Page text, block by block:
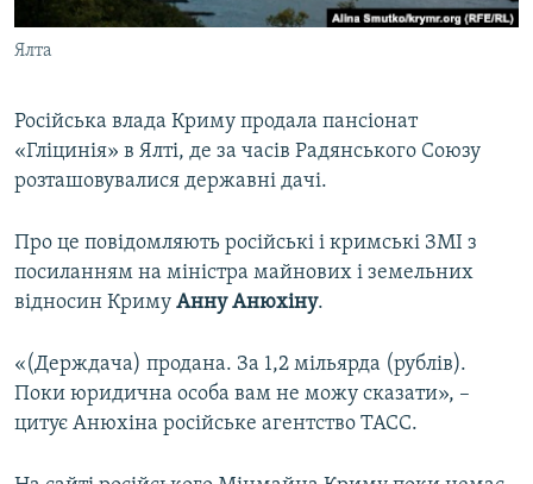
ІНФОГРАФІКА
ДОЛУЧАЙСЯ!
Усі сайти RFE/RL
Ялта
Російська влада Криму продала пансіонат
«Гліцинія» в Ялті, де за часів Радянського Союзу
розташовувалися державні дачі.
Про це повідомляють російські і кримські ЗМІ з
посиланням на міністра майнових і земельних
відносин Криму Анну Анюхіну.
«(Держдача) продана. За 1,2 мільярда (рублів).
Поки юридична особа вам не можу сказати», –
цитує Анюхіна російське агентство ТАСС.